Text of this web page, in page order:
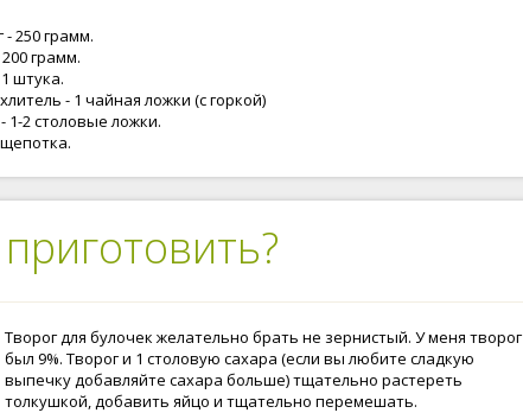
- 250 грамм.
грамм.
штука.
- 1 чайная ложки (с горкой)
1-2 столовые ложки.
Творог для булочек желательно брать не зернистый. У меня творог
был 9%. Творог и 1 столовую сахара (если вы любите сладкую
выпечку добавляйте сахара больше) тщательно растереть
толкушкой, добавить яйцо и тщательно перемешать.